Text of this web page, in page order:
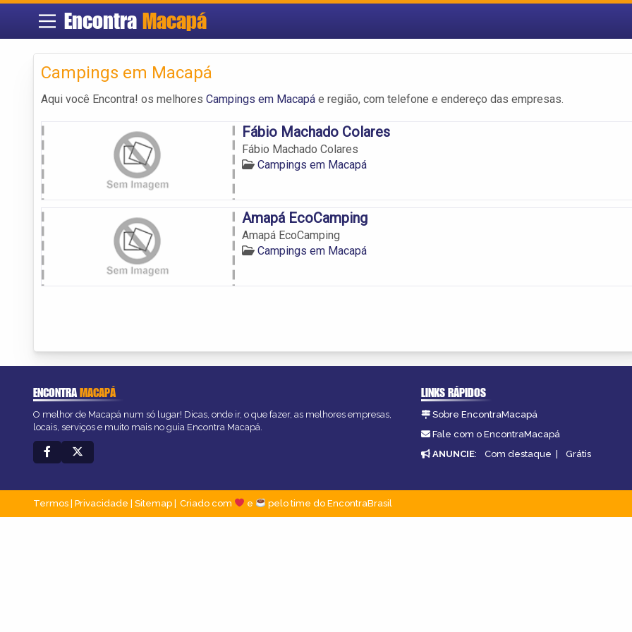
Encontra Macapá
Campings em Macapá
Aqui você Encontra! os melhores Campings em Macapá e região, com telefone e endereço das empresas.
Fábio Machado Colares
Fábio Machado Colares
Campings em Macapá
Amapá EcoCamping
Amapá EcoCamping
Campings em Macapá
ENCONTRAMACAPÁ
O melhor de Macapá num só lugar! Dicas, onde ir, o que fazer, as melhores empresas,
locais, serviços e muito mais no guia Encontra Macapá.
LINKS RÁPIDOS
Sobre EncontraMacapá
Fale com o EncontraMacapá
ANUNCIE: Com destaque | Grátis
Termos Privacidade Sitemap Criado com e pelo time do EncontraBrasil